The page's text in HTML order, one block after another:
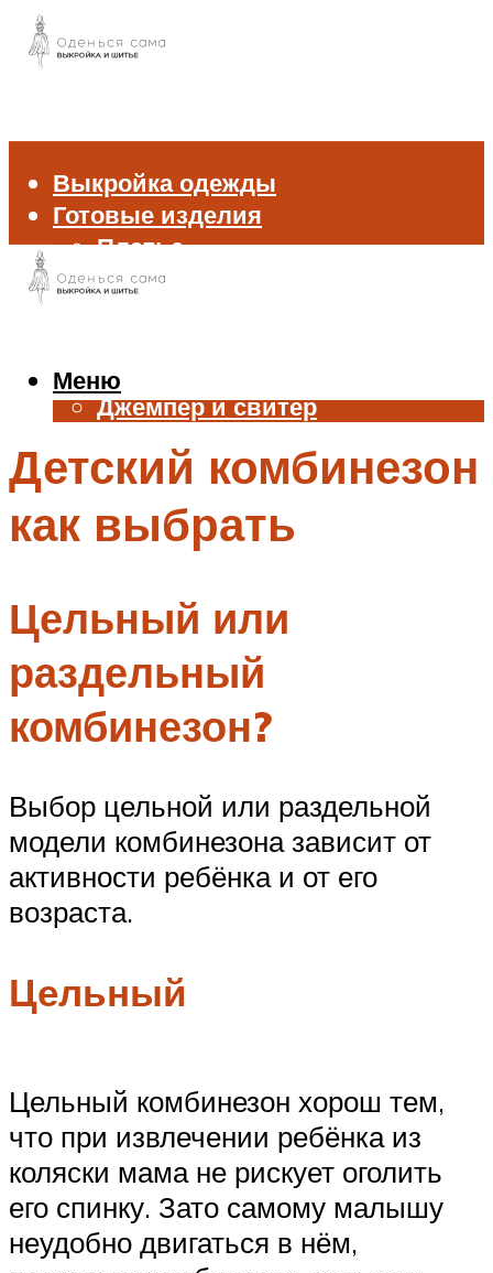
Выкройка одежды
Готовые изделия
Платье
Брюки
Жилет
Джемпер и свитер
Аксессуары
Меню
Меню
Детский комбинезон
как выбрать
Цельный или
раздельный
комбинезон?
Выбор цельной или раздельной
модели комбинезона зависит от
активности ребёнка и от его
возраста.
Цельный
Цельный комбинезон хорош тем,
что при извлечении ребёнка из
коляски мама не рискует оголить
его спинку. Зато самому малышу
неудобно двигаться в нём,